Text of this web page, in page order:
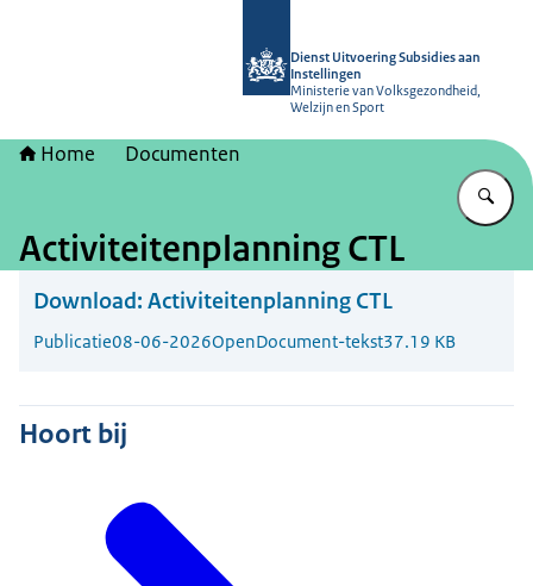
Dienst Uitvoering Subsidies aan
Instellingen
Ministerie van Volksgezondheid,
Welzijn en Sport
Home Documenten
Activiteitenplanning CTL
Download: Activiteitenplanning CTL
Publicatie08-06-2026OpenDocument-tekst37.19 KB
Hoort bij